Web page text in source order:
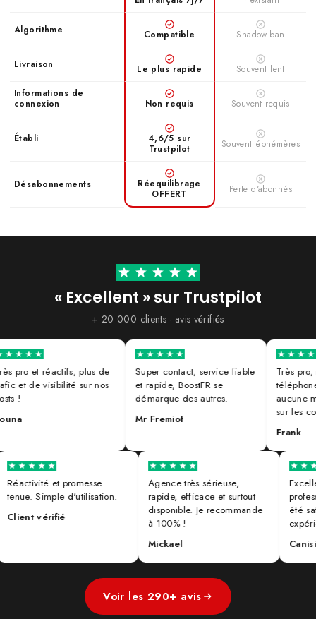
Idéal pour :
les grands
boost rapide de preuve
sociale.
Stabilité maximale
Idéal pour :
entrepreneurs et
Instagrammers VIP qui
veulent des résultats
puissants et stables.
≈ 0,20€
Le ciblage géographique ne peut pas être garanti avec précision.
Algorithme Compatible Shadow-ban
Livraison Le plus rapide
Souvent lent
Informations de
connexion
Non requis Souvent requis
Établi
4,6/5 sur
Trustpilot
Souvent éphémères
Désabonnements
Réequilibrage
OFFERT
Perte d'abonnés
« Excellent » sur Trustpilot
+ 20 000 clients · avis vérifiés
et réactifs, plus de
et de visibilité sur nos
!
Super contact, service fiable
et rapide, BoostFR se
démarque des autres.
Mr Fremiot
Très pro,
téléphone
aucune
sur les
Frank
Réactivité et promesse
tenue. Simple d'utilisation.
Client vérifié
Agence très sérieuse,
rapide, efficace et surtout
disponible. Je recommande
à 100% !
Mickael
Voir les 290+ avis